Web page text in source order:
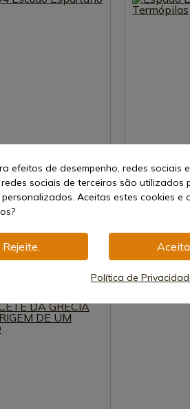
Espartano
REF: 881010
Espada
210,90 €
efeitos de desempenho, redes sociais e
sociais de terceiros são utilizados
Aceitas estes cookies e
Rejeite.
Política de